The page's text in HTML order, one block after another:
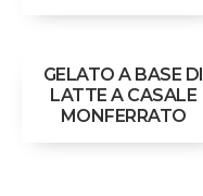
GELATO A BASE DI
LATTE A CASALE
MONFERRATO